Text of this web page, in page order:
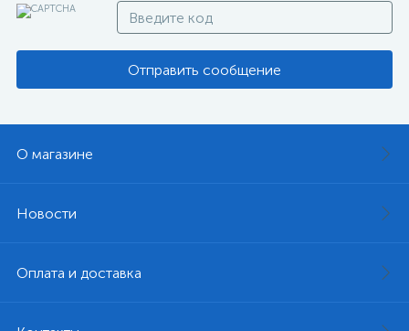
Отправить сообщение
О магазине
Новости
Оплата и доставка